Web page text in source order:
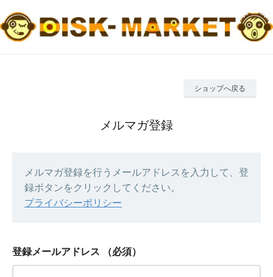
ショップへ戻る
メルマガ登録
メルマガ登録を行うメールアドレスを入力して、登
録ボタンをクリックしてください。
プライバシーポリシー
登録メールアドレス （必須）